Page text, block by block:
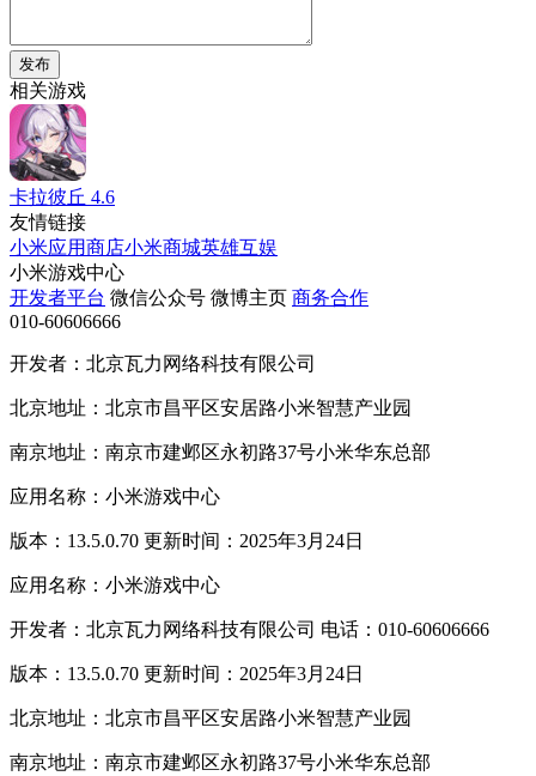
发布
相关游戏
卡拉彼丘 4.6
友情链接
小米应用商店小米商城英雄互娱
小米游戏中心
开发者平台 微信公众号 微博主页 商务合作
010-60606666
开发者：北京瓦力网络科技有限公司
北京地址：北京市昌平区安居路小米智慧产业园
南京地址：南京市建邺区永初路37号小米华东总部
应用名称：小米游戏中心
版本：13.5.0.70 更新时间：2025年3月24日
应用名称：小米游戏中心
开发者：北京瓦力网络科技有限公司 电话：010-60606666
版本：13.5.0.70 更新时间：2025年3月24日
北京地址：北京市昌平区安居路小米智慧产业园
南京地址：南京市建邺区永初路37号小米华东总部